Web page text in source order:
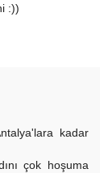
:))
kadar
çok hoşuma